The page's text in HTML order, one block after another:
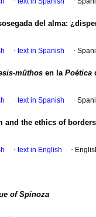
del alma:
· text in Spanish ·
mûthos en la Poética
· text in Spanish ·
and the ethics of borders
· text in English ·
of Spinoza